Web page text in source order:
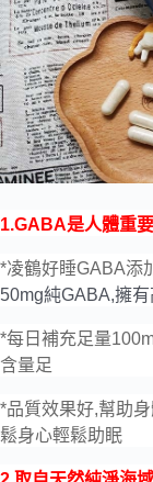
1.GABA是人體重
*凌鶴好睡GABA添
50mg純GABA,擁
*每日補充足量
含量足
*品質效果好,幫助
鬆身心輕鬆助眠